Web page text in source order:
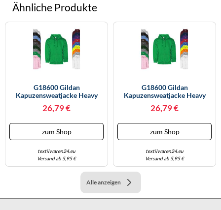
Ähnliche Produkte
G18600 Gildan
Kapuzensweatjacke Heavy
26,79 €
zum Shop
textilwaren24.eu
Versand ab 5,95 €
G18600 Gildan
Kapuzensweatjacke Heavy
26,79 €
zum Shop
textilwaren24.eu
Versand ab 5,95 €
Alle anzeigen